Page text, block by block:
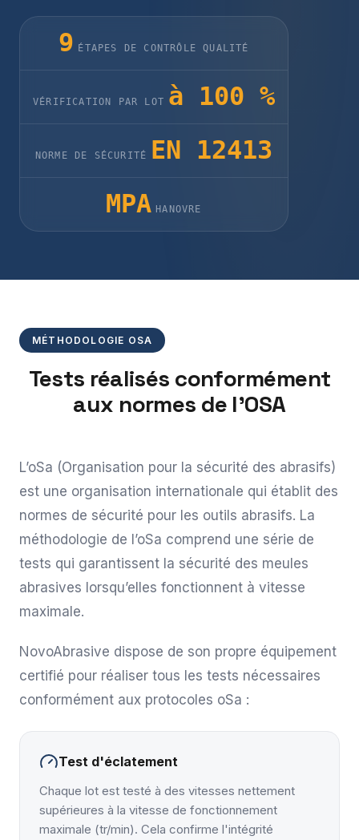
9 ÉTAPES DE CONTRÔLE QUALITÉ
VÉRIFICATION PAR LOT à 100 %
NORME DE SÉCURITÉ EN 12413
MPA HANOVRE
MÉTHODOLOGIE OSA
Tests réalisés conformément
aux normes de l'OSA
L’oSa (Organisation pour la sécurité des abrasifs)
est une organisation internationale qui établit des
normes de sécurité pour les outils abrasifs. La
méthodologie de l’oSa comprend une série de
tests qui garantissent la sécurité des meules
abrasives lorsqu’elles fonctionnent à vitesse
maximale.
NovoAbrasive dispose de son propre équipement
certifié pour réaliser tous les tests nécessaires
conformément aux protocoles oSa :
Test d'éclatement
Chaque lot est testé à des vitesses nettement
supérieures à la vitesse de fonctionnement
maximale (tr/min). Cela confirme l'intégrité